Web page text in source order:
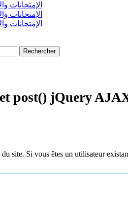
الإمتحانات
الإمتحانات
الإمتحانات
post() jQuery
site. Si vous êtes un utilisateur